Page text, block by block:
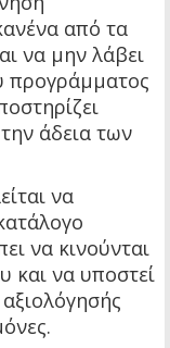
από τα
να μην λάβει
προγράμματος
άδεια των
να
να κινούνται
και να υποστεί